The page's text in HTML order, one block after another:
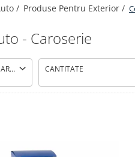
/ Produse Pentru Exterior /
- Caroserie
COSMETICE AUTO - CAROSERIE CANTITATE